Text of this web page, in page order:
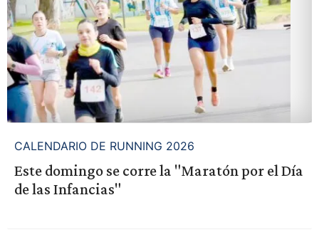
CALENDARIO DE RUNNING 2026
Este domingo se corre la "Maratón por el Día
de las Infancias"